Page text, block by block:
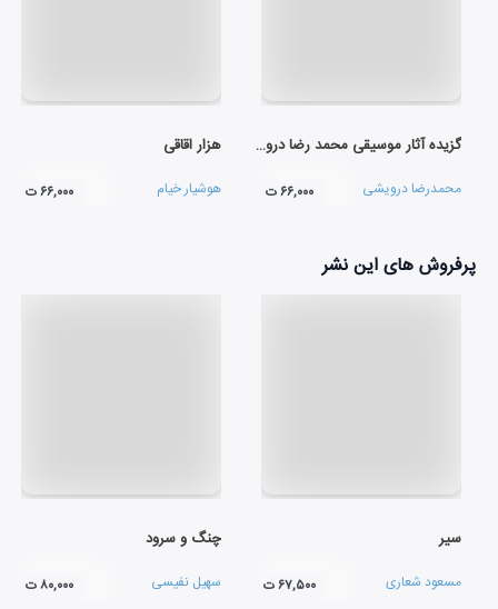
گزیده آثار موسیقی محمد رضا درویشی سینما و تئاتر 1
محمدرضا درویشی ۶۶,۰۰۰ ت
هزار اقاقی
هوشیار خیام ۶۶,۰۰۰ ت
پرفروش های این نشر
سیر
مسعود شعاری ۶۷,۵۰۰ ت
چنگ و سرود
سهیل نفیسی ۸۰,۰۰۰ ت